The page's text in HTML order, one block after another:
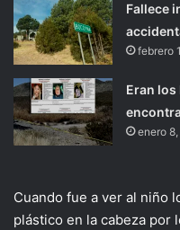
Fallece
febrero
Eran
enero
Cuando fue a ver al niño
plástico en la cabeza por